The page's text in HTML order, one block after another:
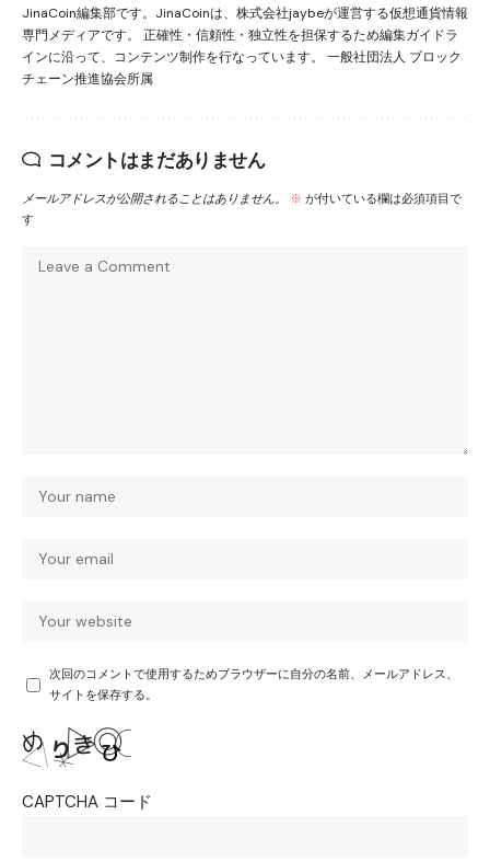
JinaCoin編集部です。JinaCoinは、株式会社jaybeが運営する仮想通貨情報
専門メディアです。 正確性・信頼性・独立性を担保するため編集ガイドラ
インに沿って、コンテンツ制作を行なっています。 一般社団法人 ブロック
チェーン推進協会所属
コメントはまだありません
メールアドレスが公開されることはありません。 ※ が付いている欄は必須項目で
す
次回のコメントで使用するためブラウザーに自分の名前、メールアドレス、
サイトを保存する。
CAPTCHA コード